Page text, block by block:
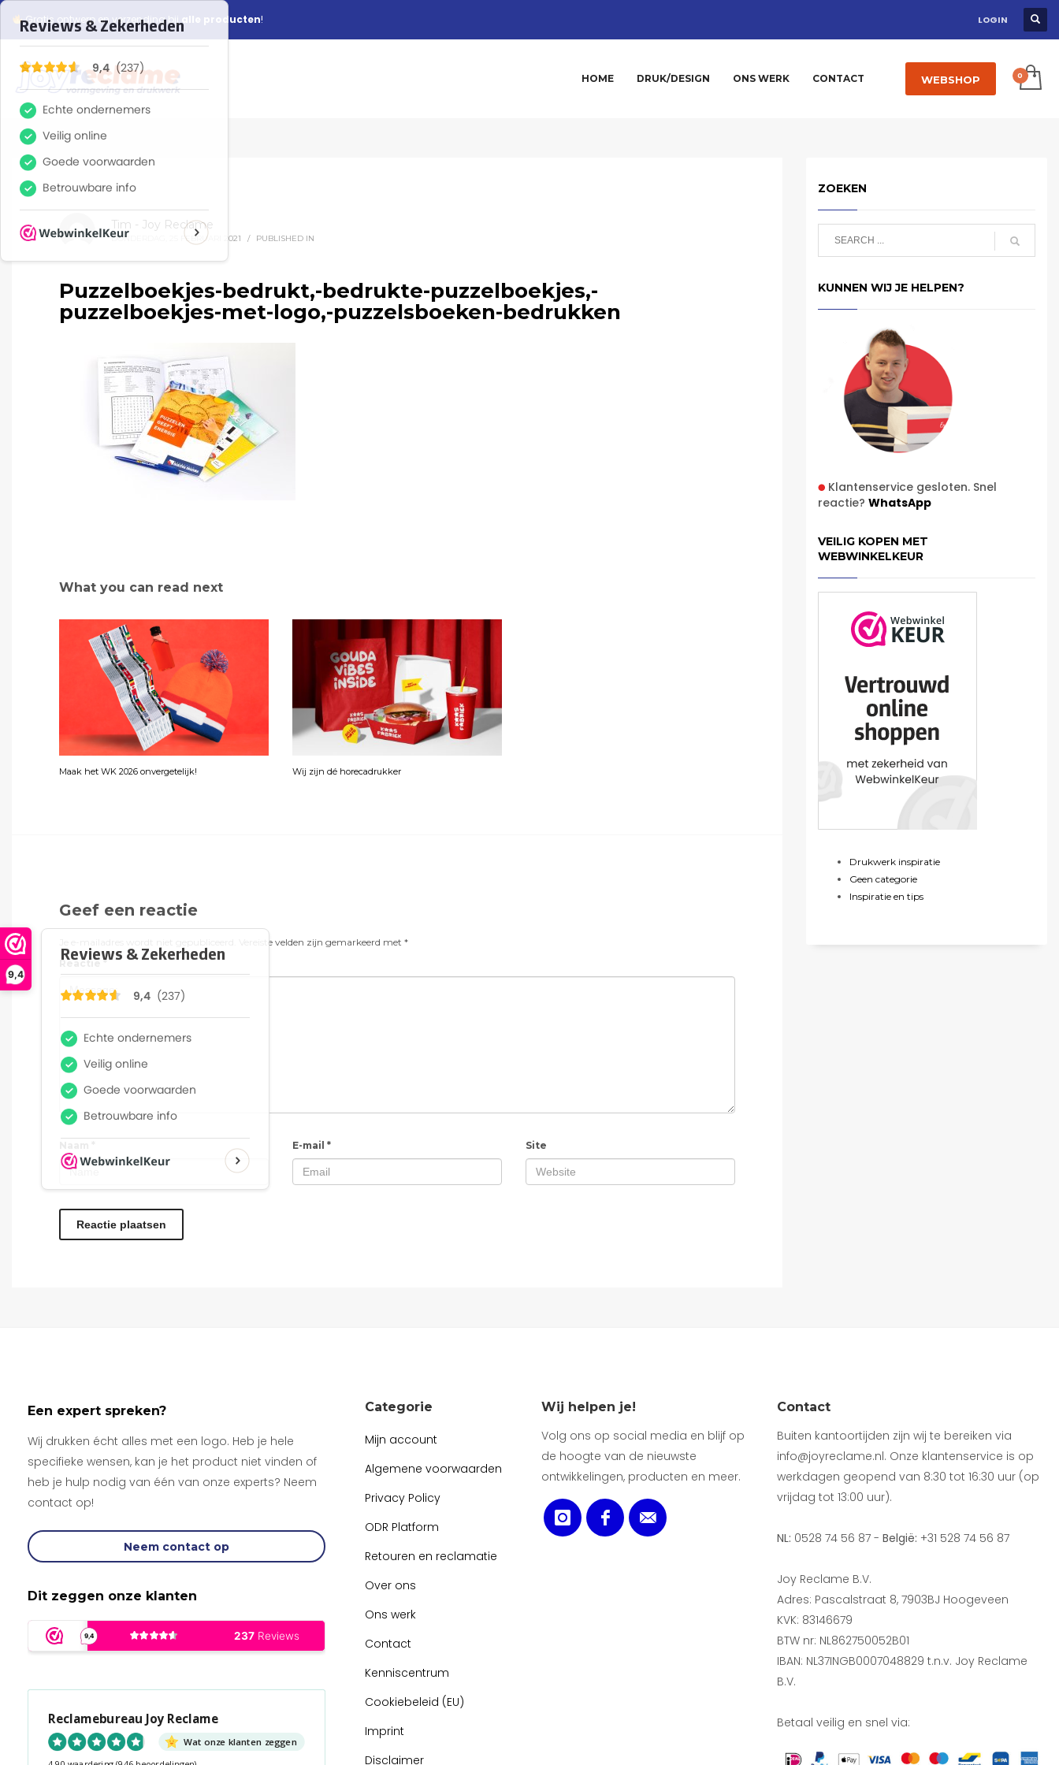
9,4
Gratis ontwerp en verzending bij alle producten! LOGIN
HOME DRUK/DESIGN ONS WERK CONTACT WEBSHOP
Tim - Joy Reclame
DONDERDAG, 25 FEBRUARI 2021 / PUBLISHED IN
Puzzelboekjes-bedrukt,-bedrukte-puzzelboekjes,-
puzzelboekjes-met-logo,-puzzelsboeken-bedrukken
What you can read next
Maak het WK 2026 onvergetelijk! Wij zijn dé horecadrukker
Geef een reactie
Vereiste velden zijn gemarkeerd met *
Reactie *
E-mail * Site
ZOEKEN
KUNNEN WIJ JE HELPEN?
Klantenservice gesloten. Snel
reactie? WhatsApp
VEILIG KOPEN MET
WEBWINKELKEUR
Drukwerk inspiratie
Geen categorie
Inspiratie en tips
Een expert spreken?
Wij drukken écht alles met een logo. Heb je hele
specifieke wensen, kan je het product niet vinden of
heb je hulp nodig van één van onze experts? Neem
contact op!
Neem contact op
Dit zeggen onze klanten
Reclamebureau Joy Reclame
Wat onze klanten zeggen
Categorie
Mijn account
Algemene voorwaarden
Privacy Policy
ODR Platform
Retouren en reclamatie
Over ons
Ons werk
Contact
Kenniscentrum
Cookiebeleid (EU)
Imprint
Disclaimer
Wij helpen je!
Volg ons op social media en blijf op
de hoogte van de nieuwste
ontwikkelingen, producten en meer.
Contact
Buiten kantoortijden zijn wij te bereiken via
info@joyreclame.nl. Onze klantenservice is op
werkdagen geopend van 8:30 tot 16:30 uur (op
vrijdag tot 13:00 uur).
NL: 0528 74 56 87 - België: +31 528 74 56 87
Joy Reclame B.V.
Adres: Pascalstraat 8, 7903BJ Hoogeveen
KVK: 83146679
BTW nr: NL862750052B01
IBAN: NL37INGB0007048829 t.n.v. Joy Reclame
B.V.
Betaal veilig en snel via: